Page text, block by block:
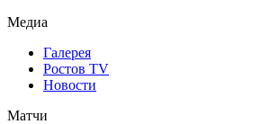
Медиа
Галерея
Ростов TV
Новости
Матчи